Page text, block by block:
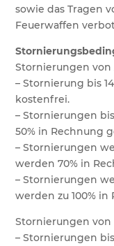
sowie das Tragen
Feuerwaffen
Stornierungen
– Stornierung bis
kostenfrei.
– Stornierungen
50% in Rechnung
– Stornierungen
werden 70% in
– Stornierungen
werden zu 100%
Stornierungen von
– Stornierungen